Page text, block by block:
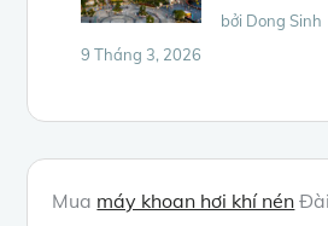
bởi Dong Sinh
9 Tháng 3, 2026
Mua máy khoan hơi khí nén